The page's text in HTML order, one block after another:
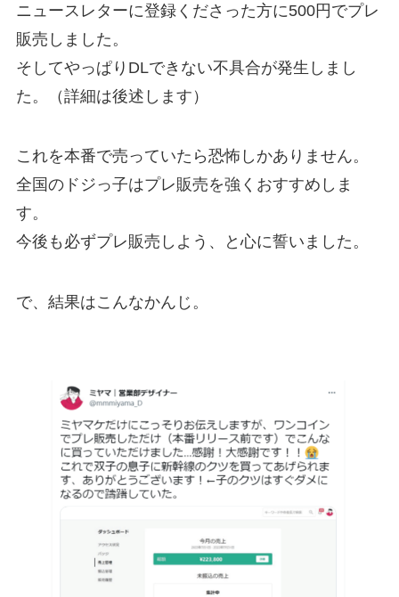
ニュースレターに登録くださった方に500円でプレ
販売しました。
そしてやっぱりDLできない不具合が発生しまし
た。（詳細は後述します）
これを本番で売っていたら恐怖しかありません。
全国のドジっ子はプレ販売を強くおすすめしま
す。
今後も必ずプレ販売しよう、と心に誓いました。
で、結果はこんなかんじ。